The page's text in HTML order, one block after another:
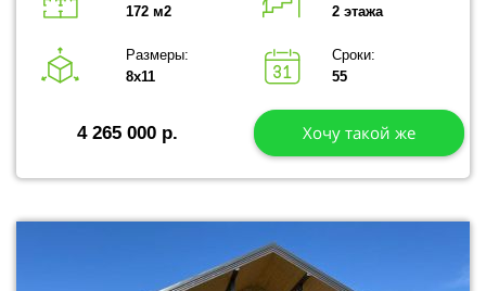
172 м2
2 этажа
Размеры:
8х11
Сроки:
55
4 265 000 р. Хочу такой же